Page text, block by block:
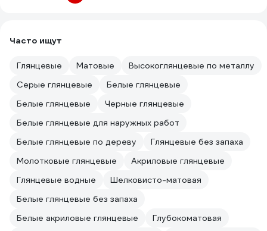
Часто ищут
Глянцевые Матовые
Высокоглянцевые по металлу
Серые глянцевые
Белые глянцевые
Белые глянцевые
Черные глянцевые
Белые глянцевые для наружных работ
Белые глянцевые по дереву
Глянцевые без запаха
Молотковые глянцевые
Акриловые глянцевые
Глянцевые водные
Шелковисто-матовая
Белые глянцевые без запаха
Белые акриловые глянцевые
Глубокоматовая